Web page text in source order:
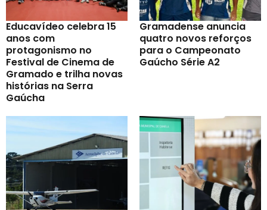
Educavídeo celebra 15
anos com
protagonismo no
Festival de Cinema de
Gramado e trilha novas
histórias na Serra
Gaúcha
Gramadense anuncia
quatro novos reforços
para o Campeonato
Gaúcho Série A2